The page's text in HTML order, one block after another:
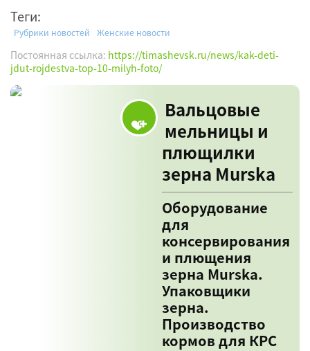
Теги:
Рубрики новостей Женские новости
Постоянная ссылка: https://timashevsk.ru/news/kak-deti-
jdut-rojdestva-top-10-milyh-foto/
Вальцовые
мельницы и
плющилки
зерна Murska
Оборудование
для
консервирования
и плющения
зерна Murska.
Упаковщики
зерна.
Производство
кормов для КРС